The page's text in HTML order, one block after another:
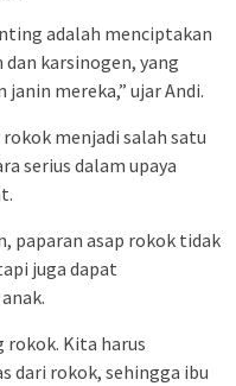
adalah menciptakan
karsinogen, yang
mereka,” ujar Andi.
menjadi salah satu
serius dalam upaya
paparan asap rokok tidak
juga dapat
rokok. Kita harus
dari rokok, sehingga ibu